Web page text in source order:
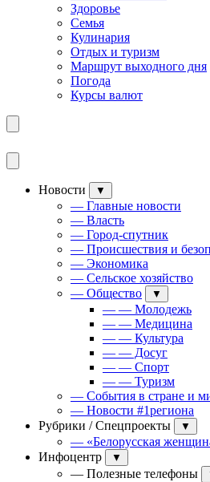
Здоровье
Семья
Кулинария
Отдых и туризм
Маршрут выходного дня
Погода
Курсы валют
Новости ▼
— Главные новости
— Власть
— Город-спутник
— Происшествия и
— Экономика
— Сельское хозяйство
— Общество
▼
— — Молодежь
— — Медицина
— — Культура
— — Досуг
— — Спорт
— — Туризм
— События в стране и
— Новости #1региона
Рубрики / Спецпроекты
▼
— «Белорусская
Инфоцентр
▼
— Полезные телефоны